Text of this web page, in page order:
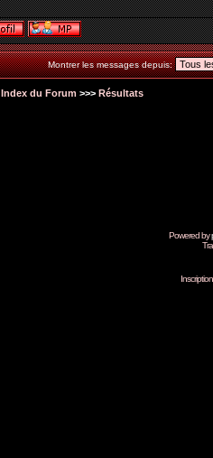
Montrer les messages depuis:
Index du Forum >>> Résultats
Powered by